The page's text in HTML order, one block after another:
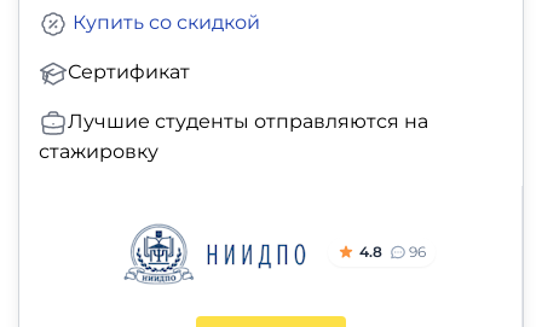
Сертификат
Купить со скидкой
Лучшие студенты отправляются на
стажировку
4.8 96